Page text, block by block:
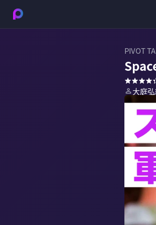
PIVOT
大庭